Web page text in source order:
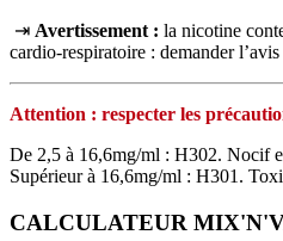
⇥ Avertissement : la nicotine
cardio‑respiratoire : demander
Attention : respecter les
De 2,5 à 16,6mg/ml : H302. Nocif
Supérieur à 16,6mg/ml : H301.
CALCULATEUR